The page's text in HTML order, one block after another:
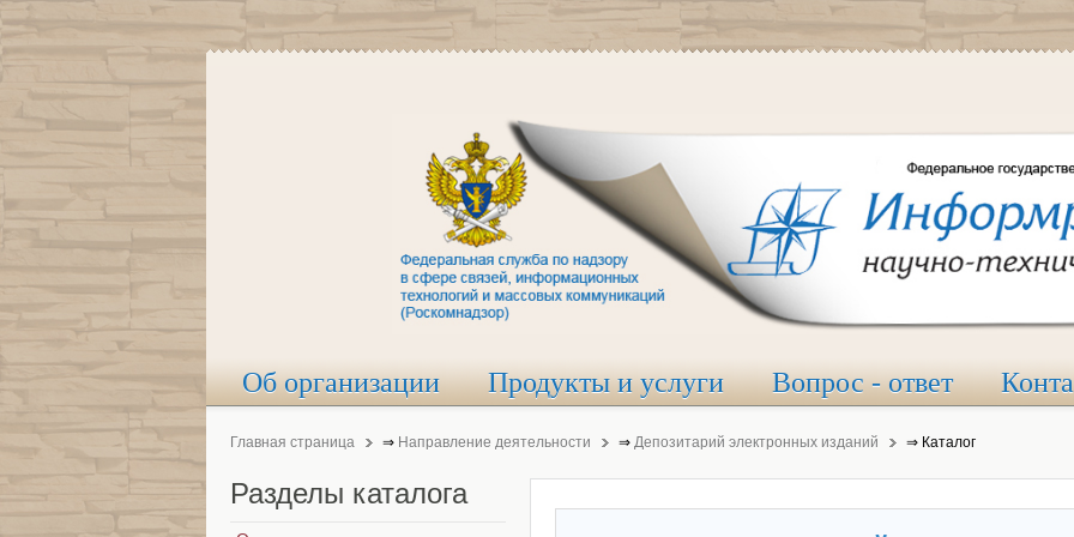
Об организации Продукты и услуги Вопрос - ответ
Главная страница ⇒ Направление деятельности ⇒ Депозитарий электронных изданий ⇒ Каталог
Разделы каталога